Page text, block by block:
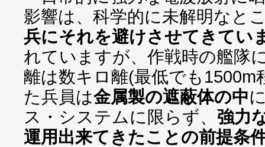
影響は、科学的に未解明なと
兵にそれを避けさせてきてい
れていますが、作戦時の艦隊
離は数キロ離(最低でも1500m
た兵員は金属製の遮蔽体の中
ス・システムに限らず、 強力
運用出来てきたことの前提条